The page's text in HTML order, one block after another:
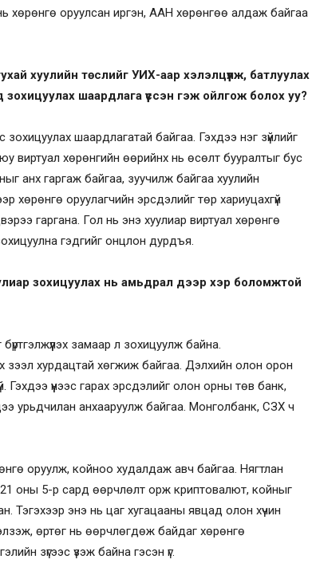
хөрөнгө оруулсан иргэн, ААН хөрөнгөө алдаж байгаа
хуулийн төслийг УИХ-аар хэлэлцүүлж, батлуулах
шаардлага үүссэн гэж ойлгож болох уу?
зохицуулах шаардлагатай байгаа. Гэхдээ нэг зүйлийг
виртуал хөрөнгийн өөрийнх нь өсөлт бууралтыг бус
анх гаргаж байгаа, зуучилж байгаа хуулийн
хөрөнгө оруулагчийн эрсдэлийг төр хариуцахгүй
гаргана. Гол нь энэ хуулиар виртуал хөрөнгө
гэдгийг онцлон дурдъя.
зохицуулах нь амьдрал дээр хэр боломжтой
замаар л зохицуулж байна.
зээл хурдацтай хөгжиж байгаа. Дэлхийн олон орон
Гэхдээ үүнээс гарах эрсдэлийг олон орны төв банк,
урьдчилан анхааруулж байгаа. Монголбанк, СЗХ ч
оруулж, койноо худалдаж авч байгаа. Нягтлан
оны 5-р сард өөрчлөлт орж криптовалют, койныг
Тэгэхээр энэ нь цаг хугацааны явцад олон хүчин
өртөг нь өөрчлөгдөж байдаг хөрөнгө
зүгээс үзэж байна гэсэн үг.